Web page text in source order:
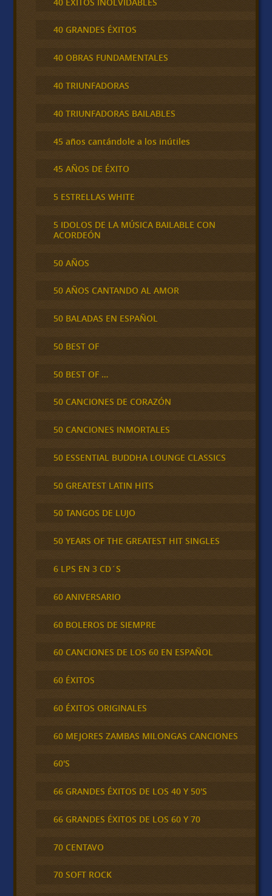
40 GRANDES ÉXITOS
40 OBRAS FUNDAMENTALES
40 TRIUNFADORAS
40 TRIUNFADORAS BAILABLES
45 años cantándole a los inútiles
45 AÑOS DE ÉXITO
5 ESTRELLAS WHITE
5 IDOLOS DE LA MÚSICA BAILABLE CON
ACORDEÓN
50 AÑOS
50 AÑOS CANTANDO AL AMOR
50 BALADAS EN ESPAÑOL
50 BEST OF
50 BEST OF …
50 CANCIONES DE CORAZÓN
50 CANCIONES INMORTALES
50 ESSENTIAL BUDDHA LOUNGE CLASSICS
50 GREATEST LATIN HITS
50 TANGOS DE LUJO
50 YEARS OF THE GREATEST HIT SINGLES
6 LPS EN 3 CD´S
60 ANIVERSARIO
60 BOLEROS DE SIEMPRE
60 CANCIONES DE LOS 60 EN ESPAÑOL
60 ÉXITOS
60 ÉXITOS ORIGINALES
60 MEJORES ZAMBAS MILONGAS CANCIONES
60'S
66 GRANDES ÉXITOS DE LOS 40 Y 50'S
66 GRANDES ÉXITOS DE LOS 60 Y 70
70 CENTAVO
70 SOFT ROCK